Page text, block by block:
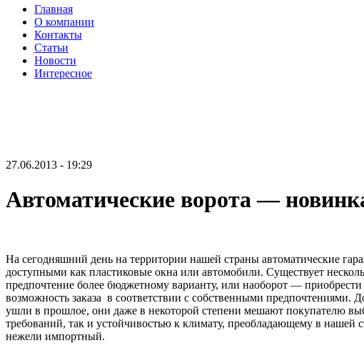
Главная
О компании
Контакты
Статьи
Новости
Интересное
27.06.2013 - 19:29
Автоматические ворота —
На сегодняшний день на территории нашей страны автоматические
доступными как пластиковые окна или автомобили. Существует
предпочтение более бюджетному варианту, или наоборот —
возможность заказа в соответствии с собственными предпочтениями.
ушли в прошлое, они даже в некоторой степени мешают покупателю
требований, так и устойчивостью к климату, преобладающему в нашей
нежели импортный.